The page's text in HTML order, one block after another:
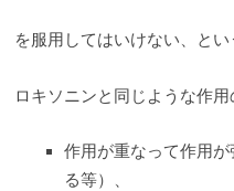
を服用してはいけない、とい
ロキソニンと同じような作用
作用が重なって作用
る等）、